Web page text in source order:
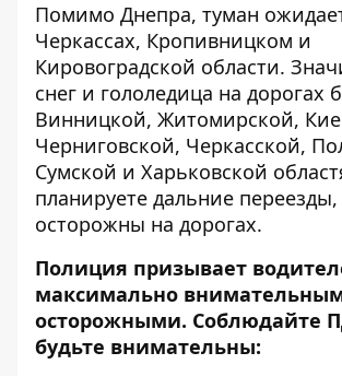
Помимо Днепра, туман
Черкассах, Кропивницком и
Кировоградской области.
снег и гололедица на дорогах
Винницкой, Житомирской,
Черниговской, Черкасской,
Сумской и Харьковской
планируете дальние переезды,
осторожны на дорогах.
Полиция призывает
максимально
осторожными. Соблюдайте
будьте внимательны: